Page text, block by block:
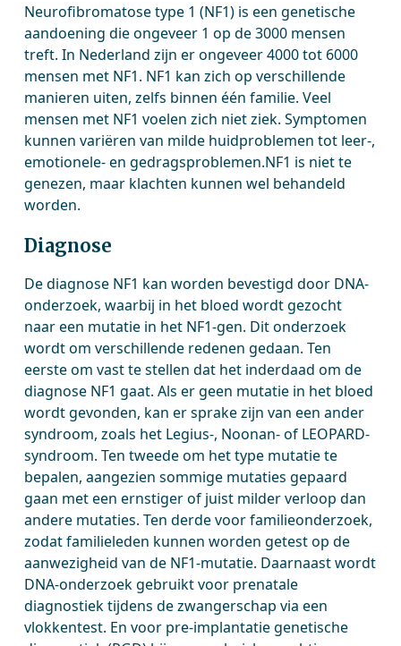
Neurofibromatose type 1 (NF1) is een genetische
aandoening die ongeveer 1 op de 3000 mensen
treft. In Nederland zijn er ongeveer 4000 tot 6000
mensen met NF1. NF1 kan zich op verschillende
manieren uiten, zelfs binnen één familie. Veel
mensen met NF1 voelen zich niet ziek. Symptomen
kunnen variëren van milde huidproblemen tot leer-,
emotionele- en gedragsproblemen.NF1 is niet te
genezen, maar klachten kunnen wel behandeld
worden.
Diagnose
De diagnose NF1 kan worden bevestigd door DNA-
onderzoek, waarbij in het bloed wordt gezocht
naar een mutatie in het NF1-gen. Dit onderzoek
wordt om verschillende redenen gedaan. Ten
eerste om vast te stellen dat het inderdaad om de
diagnose NF1 gaat. Als er geen mutatie in het bloed
wordt gevonden, kan er sprake zijn van een ander
syndroom, zoals het Legius-, Noonan- of LEOPARD-
syndroom. Ten tweede om het type mutatie te
bepalen, aangezien sommige mutaties gepaard
gaan met een ernstiger of juist milder verloop dan
andere mutaties. Ten derde voor familieonderzoek,
zodat familieleden kunnen worden getest op de
aanwezigheid van de NF1-mutatie. Daarnaast wordt
DNA-onderzoek gebruikt voor prenatale
diagnostiek tijdens de zwangerschap via een
vlokkentest. En voor pre-implantatie genetische